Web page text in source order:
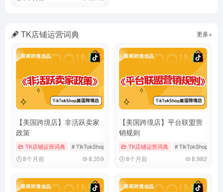
TK店铺运营词典 更多+
【美国跨境店】非活跃卖家
政策
TK店铺运营词典 # TikTokShop # 假期模式 # 店铺运营
8个月前 8,359
【美国跨境店】平台联盟营
销规则
TK店铺运营词典 # TikTokShop
8个月前 8,982